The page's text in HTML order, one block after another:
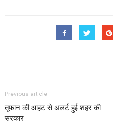
Previous article
तूफान की आहट से अलर्ट हुई शहर की
सरकार